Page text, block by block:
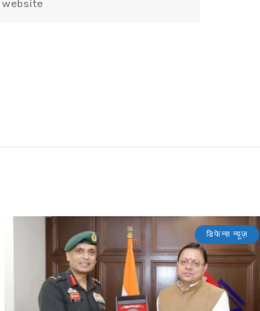
डिफेन्स न्यूज़